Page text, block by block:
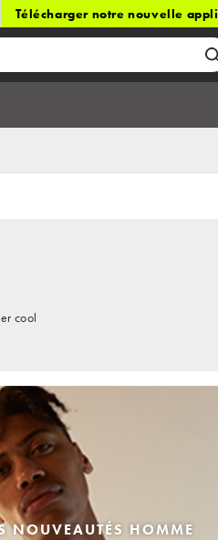
Télécharger notre nouvelle appli
cool
NOUVEAUTÉS HOMME